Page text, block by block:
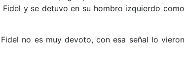
y se detuvo en su hombro izquierdo como
no es muy devoto, con esa señal lo vieron